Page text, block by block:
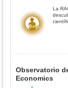
La
Observatorio
Economics